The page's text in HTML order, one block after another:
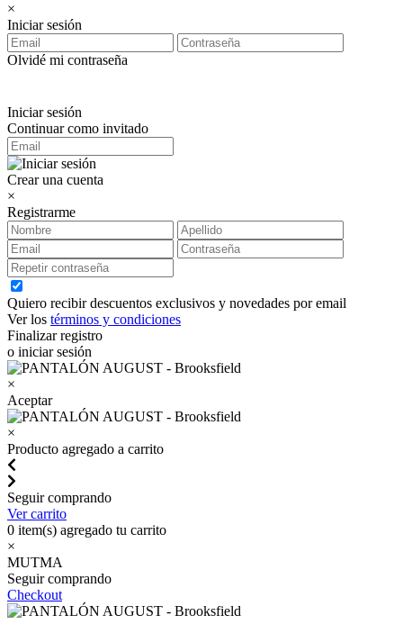
×
Iniciar sesión
Olvidé mi contraseña
Iniciar sesión
Continuar como invitado
Crear una cuenta
×
Registrarme
Quiero recibir descuentos exclusivos y novedades por email
Ver los términos y condiciones
Finalizar registro
o iniciar sesión
×
Aceptar
×
Producto agregado a carrito
Seguir comprando
Ver carrito
0 item(s) agregado tu carrito
×
MUTMA
Seguir comprando
Checkout